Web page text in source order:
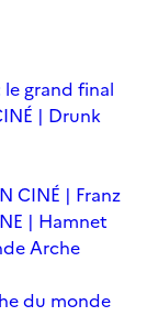
grand final
| Drunk
CINÉ | Franz
| Hamnet
Arche
du monde